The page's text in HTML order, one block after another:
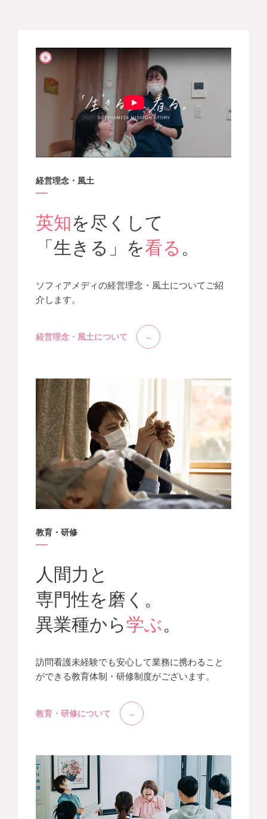
経営理念・風土
英知を尽くして
「生きる」を看る 。
ソフィアメディの経営理念・風土についてご紹
介します。
経営理念・風土について
教育・研修
人間力と
専門性を磨く。
異業種から学ぶ。
訪問看護未経験でも安心して業務に携わること
ができる教育体制・研修制度がございます。
教育・研修について